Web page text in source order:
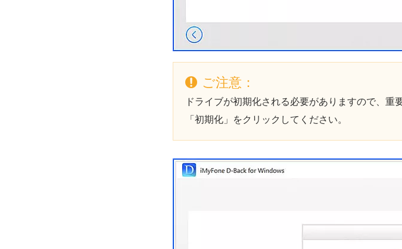
ご注意：
ドライブが初期化される必要がありますので、重
「初期化」をクリックしてください。